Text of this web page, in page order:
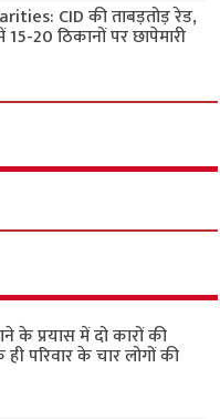
CID की ताबड़तोड़ रेड,
20 ठिकानों पर छापेमारी
के प्रयास में दो कारों की
परिवार के चार लोगों की